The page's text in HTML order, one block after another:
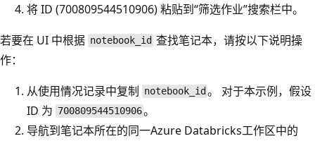
将 ID (700809544510906) 粘贴到“筛选作业”搜索栏中。
若要在 UI 中根据 notebook_id 查找笔记本，请按以下说明操
作：
从使用情况记录中复制 notebook_id 。 对于本示例，假设
ID 为 700809544510906。
导航到笔记本所在的同一Azure Databricks工作区中的